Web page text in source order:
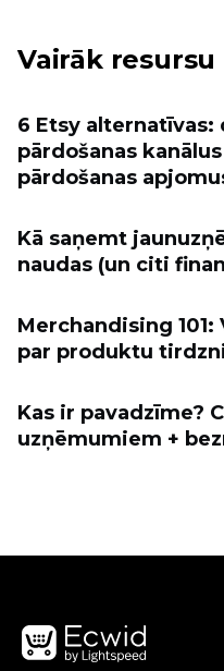
Vairāk resursu
6 Etsy alternatīvas:
pārdošanas
pārdošanas
Kā saņemt
naudas (un citi
Merchandising 101:
par produktu
Kas ir pavadzīme?
uzņēmumiem +